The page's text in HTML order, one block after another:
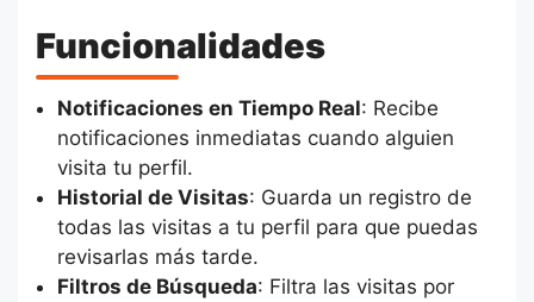
Funcionalidades
Notificaciones en Tiempo Real: Recibe
notificaciones inmediatas cuando alguien
visita tu perfil.
Historial de Visitas: Guarda un registro de
todas las visitas a tu perfil para que puedas
revisarlas más tarde.
Filtros de Búsqueda: Filtra las visitas por